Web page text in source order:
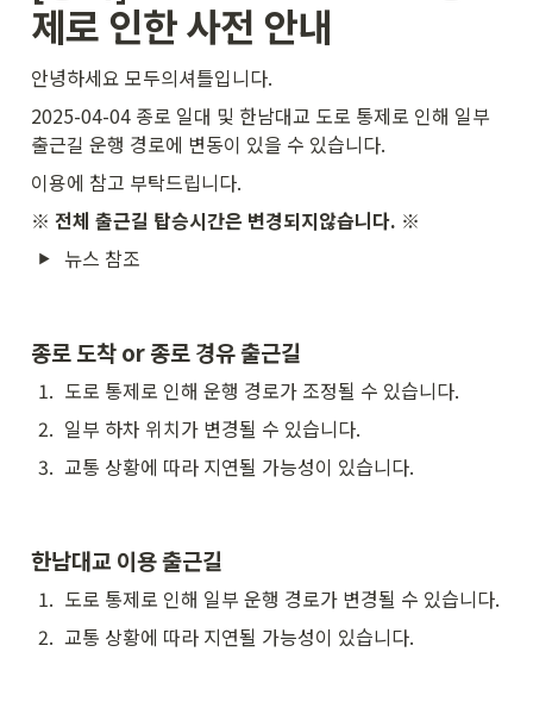
제로 인한 사전 안내
안녕하세요 모두의셔틀입니다.
2025-04-04 종로 일대 및 한남대교 도로 통제로 인해 일부
출근길 운행 경로에 변동이 있을 수 있습니다.
이용에 참고 부탁드립니다.
※ 전체 출근길 탑승시간은 변경되지않습니다. ※
뉴스 참조
종로 도착 or 종로 경유 출근길
1. 도로 통제로 인해 운행 경로가 조정될 수 있습니다.
2. 일부 하차 위치가 변경될 수 있습니다.
3. 교통 상황에 따라 지연될 가능성이 있습니다.
한남대교 이용 출근길
1. 도로 통제로 인해 일부 운행 경로가 변경될 수 있습니다.
2. 교통 상황에 따라 지연될 가능성이 있습니다.